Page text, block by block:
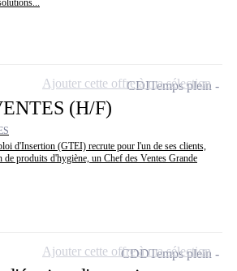
(H/F)
d'Insertion (GTEI) recrute pour l'un de ses clients,
de produits d'hygiène, un Chef des Ventes Grande
CDITemps plein
Ajouter cette offre à ma sélection
CDDTemps plein
Ajouter cette offre à ma sélection